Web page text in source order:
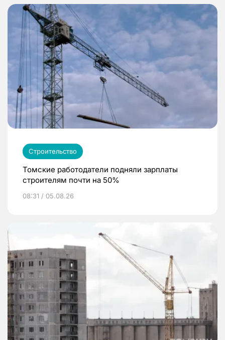
Строительство
Томские работодатели подняли зарплаты
строителям почти на 50%
08:31 / 05.08.26